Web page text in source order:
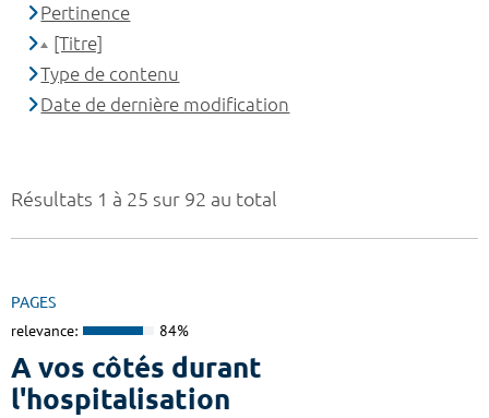
Résultats 1 à 25 sur 92 au total
PAGES
relevance: 84%
A vos côtés durant
l'hospitalisation
Pertinence
[Titre]
Type de contenu
Date de dernière modification